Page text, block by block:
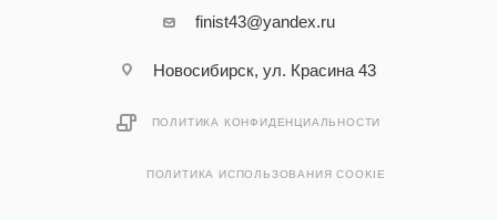
finist43@yandex.ru
Новосибирск, ул. Красина 43
ПОЛИТИКА КОНФИДЕНЦИАЛЬНОСТИ
ПОЛИТИКА ИСПОЛЬЗОВАНИЯ COOKIE